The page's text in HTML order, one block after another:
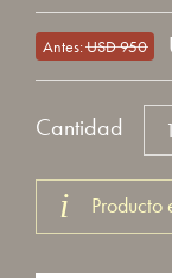
Antes:USD950
Cantidad
Producto